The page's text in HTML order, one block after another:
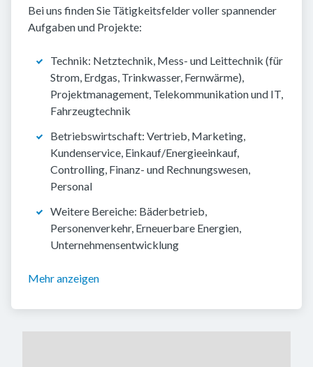
Bei uns finden Sie Tätigkeitsfelder voller spannender
Aufgaben und Projekte:
Technik: Netztechnik, Mess- und Leittechnik (für
Strom, Erdgas, Trinkwasser, Fernwärme),
Projektmanagement, Telekommunikation und IT,
Fahrzeugtechnik
Betriebswirtschaft: Vertrieb, Marketing,
Kundenservice, Einkauf/Energieeinkauf,
Controlling, Finanz- und Rechnungswesen,
Personal
Weitere Bereiche: Bäderbetrieb,
Personenverkehr, Erneuerbare Energien,
Unternehmensentwicklung
Mehr anzeigen